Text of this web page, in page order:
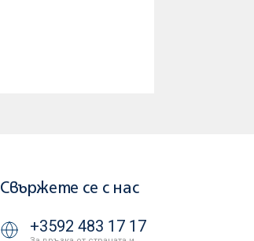
Свържете се с нас
+3592 483 17 17